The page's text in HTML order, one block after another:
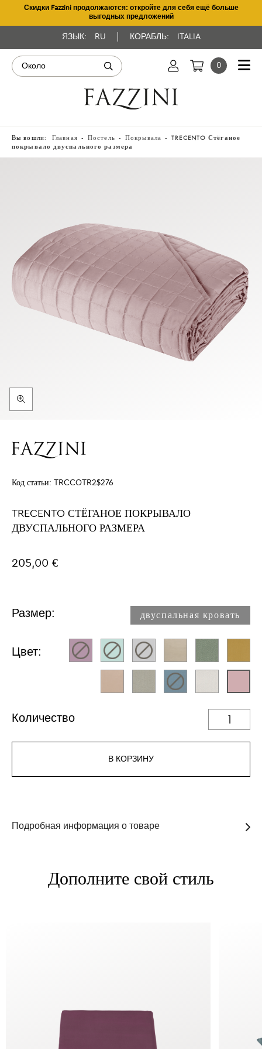
Скидки Fazzini продолжаются: откройте для себя ещё больше
выгодных предложений
ЯЗЫК: RU КОРАБЛЬ: ITALIA
0
Вы вошли: Главная Постель Покрывала
TRECENTO Стёганое
покрывало двуспального размера
Код статьи: TRCCOTR2$276
TRECENTO СТЁГАНОЕ ПОКРЫВАЛО
ДВУСПАЛЬНОГО РАЗМЕРА
205,00 €
Размер: двуспальная кровать
Цвет:
Количество
В КОРЗИНУ
Подробная информация о товаре
Дополните свой стиль